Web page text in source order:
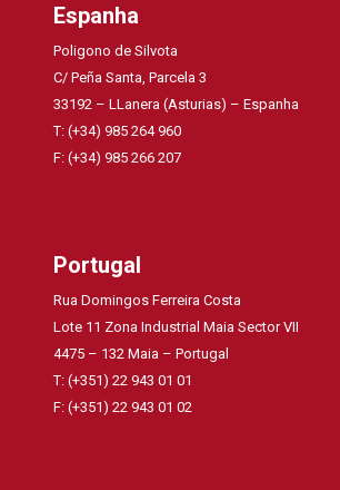
Espanha
Poligono de Silvota
C/ Peña Santa, Parcela 3
33192 – LLanera (Asturias) – Espanha
T: (+34) 985 264 960
F: (+34) 985 266 207
Portugal
Rua Domingos Ferreira Costa
Lote 11 Zona Industrial Maia Sector VII
4475 – 132 Maia – Portugal
T: (+351) 22 943 01 01
F: (+351) 22 943 01 02